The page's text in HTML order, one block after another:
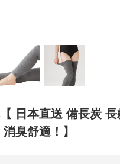
日本直送 備長炭
臭舒適！】